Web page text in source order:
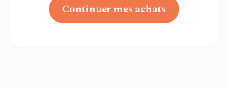
Continuer mes achats